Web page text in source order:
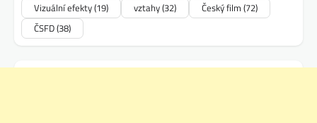
Vizuální efekty(19) vztahy(32) Český film (72)
ČSFD(38)